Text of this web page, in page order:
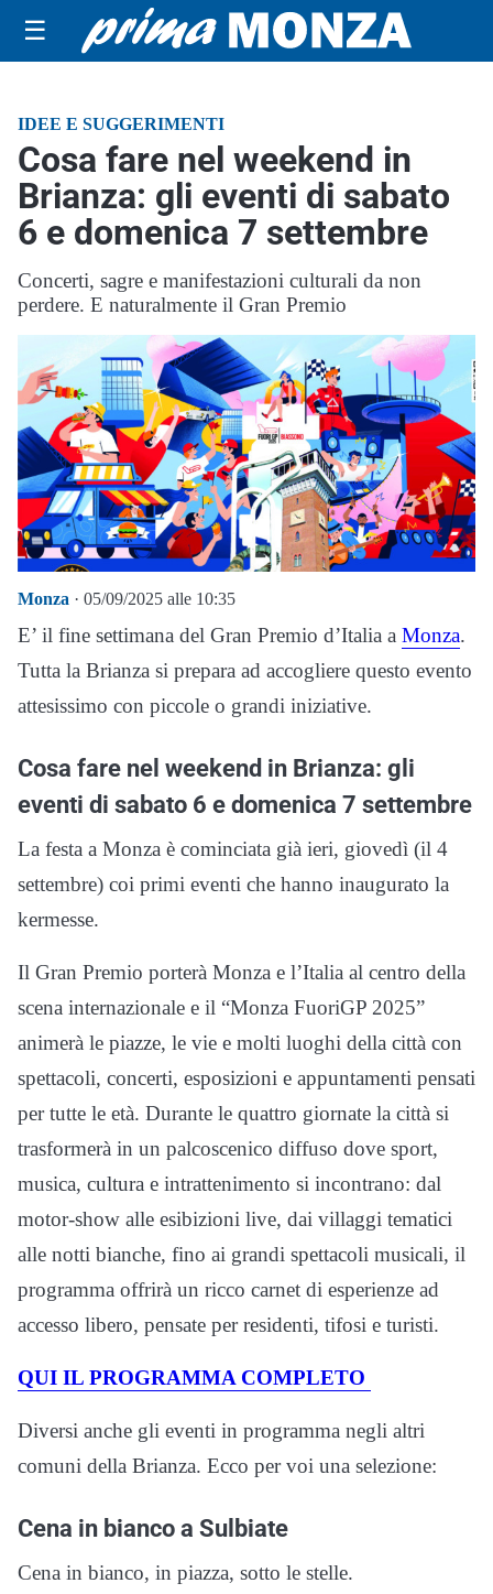
☰
IDEE E SUGGERIMENTI
Cosa fare nel weekend in
Brianza: gli eventi di sabato
6 e domenica 7 settembre
Concerti, sagre e manifestazioni culturali da non
perdere. E naturalmente il Gran Premio
Monza · 05/09/2025 alle 10:35
E’ il fine settimana del Gran Premio d’Italia a Monza.
Tutta la Brianza si prepara ad accogliere questo evento
attesissimo con piccole o grandi iniziative.
Cosa fare nel weekend in Brianza: gli
eventi di sabato 6 e domenica 7 settembre
La festa a Monza è cominciata già ieri, giovedì (il 4
settembre) coi primi eventi che hanno inaugurato la
kermesse.
Il Gran Premio porterà Monza e l’Italia al centro della
scena internazionale e il “Monza FuoriGP 2025”
animerà le piazze, le vie e molti luoghi della città con
spettacoli, concerti, esposizioni e appuntamenti pensati
per tutte le età. Durante le quattro giornate la città si
trasformerà in un palcoscenico diffuso dove sport,
musica, cultura e intrattenimento si incontrano: dal
motor-show alle esibizioni live, dai villaggi tematici
alle notti bianche, fino ai grandi spettacoli musicali, il
programma offrirà un ricco carnet di esperienze ad
accesso libero, pensate per residenti, tifosi e turisti.
QUI IL PROGRAMMA COMPLETO
Diversi anche gli eventi in programma negli altri
comuni della Brianza. Ecco per voi una selezione:
Cena in bianco a Sulbiate
Cena in bianco, in piazza, sotto le stelle.